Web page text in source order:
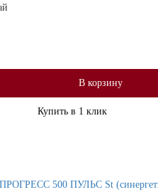
В корзину
Купить в 1 клик
500 ПУЛЬС St